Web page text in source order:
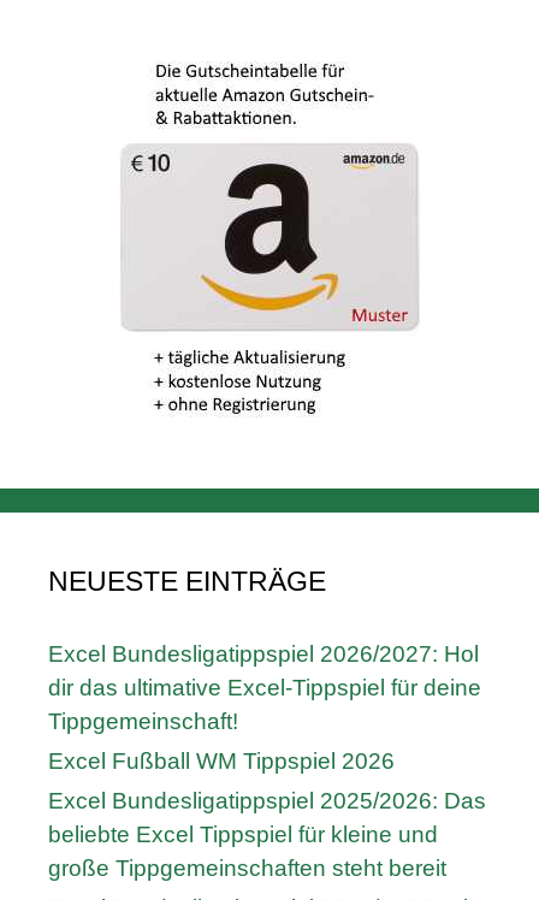
NEUESTE EINTRÄGE
Excel Bundesligatippspiel 2026/2027: Hol
dir das ultimative Excel-Tippspiel für deine
Tippgemeinschaft!
Excel Fußball WM Tippspiel 2026
Excel Bundesligatippspiel 2025/2026: Das
beliebte Excel Tippspiel für kleine und
große Tippgemeinschaften steht bereit